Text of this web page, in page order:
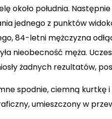
około południa.
jednego z punktów
, 84-letni mężczyzna
nieobecność męża.
żadnych rezultatów,
spodnie, ciemną kurtkę
umieszczonyw